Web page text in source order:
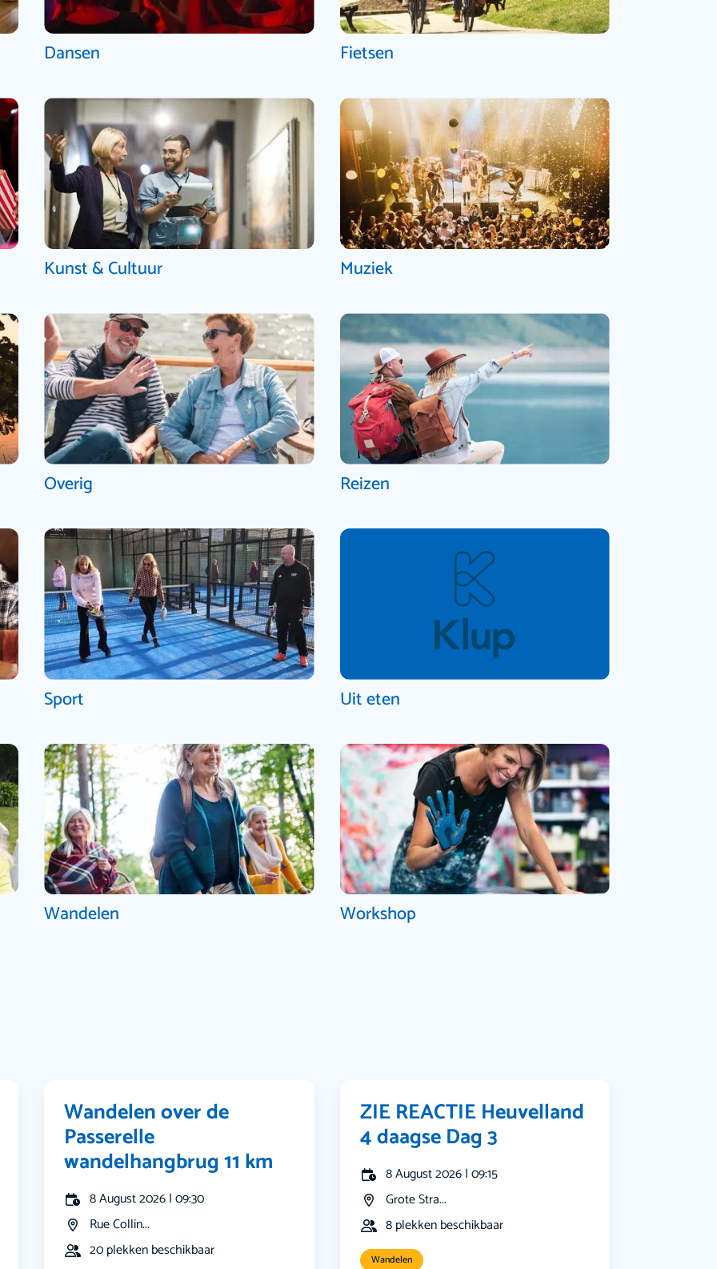
Dansen Fietsen
Kunst & Cultuur Muziek
Overig Reizen
Sport Uit eten
Wandelen Workshop
Wandelen over de
Passerelle
wandelhangbrug 11 km
8 August 2026 | 09:30
Rue Collin...
20 plekken beschikbaar
ZIE REACTIE Heuvelland
4 daagse Dag 3
8 August 2026 | 09:15
Grote Stra...
8 plekken beschikbaar
Wandelen